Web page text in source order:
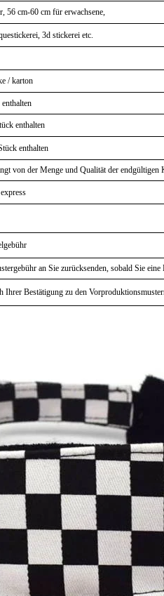
56 cm-60 cm für erwachsene,
3d stickerei etc.
/ karton
enthalten
enthalten
von der Menge und Qualität der endgültigen
an Sie zurücksenden, sobald Sie eine
Ihrer Bestätigung zu den